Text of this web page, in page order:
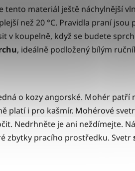
materiál ještě náchylnější
než 20 °C. Pravidla praní jsou
v koupelně, když se budete
, ideálně podložený bílým
o kozy angorské. Mohér patří
platí i pro kašmír. Mohérové
Nedrhněte je ani neždímejte.
zbytky pracího prostředku. Svetr